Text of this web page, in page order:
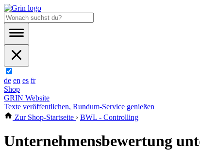
de en es fr
Shop
GRIN Website
Texte veröffentlichen, Rundum-Service genießen
Zur Shop-Startseite › BWL - Controlling
Unternehmensbewertung